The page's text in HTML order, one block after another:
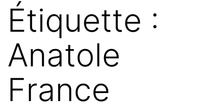
Étiquette :
Anatole
France